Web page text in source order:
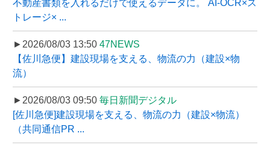
不動産書類を入れるだけで使えるデータに。 AI-OCR×ス
トレージ× ...
►2026/08/03 13:50 47NEWS
【佐川急便】建設現場を支える、物流の力（建設×物
流）
►2026/08/03 09:50 毎日新聞デジタル
[佐川急便]建設現場を支える、物流の力（建設×物流）
（共同通信PR ...